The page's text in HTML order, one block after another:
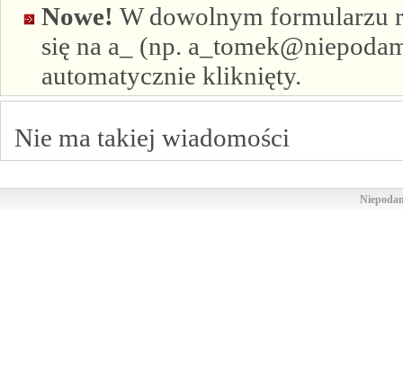
Nowe! W dowolnym formularzu
się na a_ (np.
automatycznie kliknięty.
Nie ma takiej wiadomości